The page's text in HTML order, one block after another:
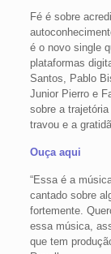
Fé é sobre
é o novo single
plataformas
Santos, Pablo
Junior Pierro e
sobre a
travou e a
Ouça aqui
“Essa é a
cantado sobre
fortemente.
essa música,
que tem